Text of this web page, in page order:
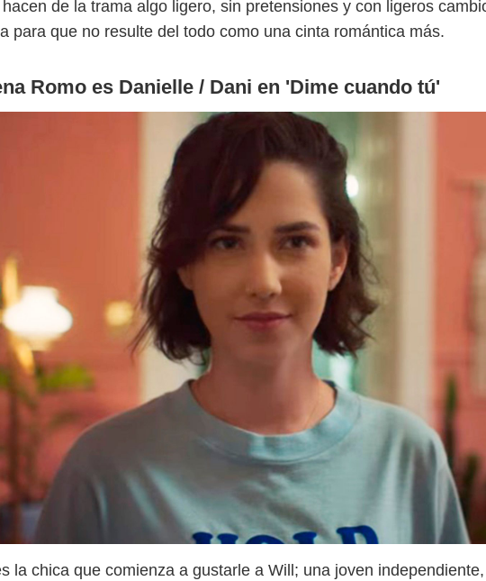
de la trama algo ligero, sin pretensiones y con ligeros
para que no resulte del todo como una cinta romántica más.
Romo es Danielle / Dani en 'Dime cuando tú'
la chica que comienza a gustarle a Will; una joven